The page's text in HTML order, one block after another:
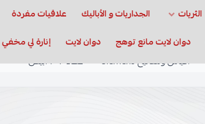
الثريات الجداريات و الأباليك علاقيات مفردة
دوان لايت مانع توهج دوان لايت إنارة لي مخفي
أفياش ومفاتيح Siemens غطاء 7*7 ابيض